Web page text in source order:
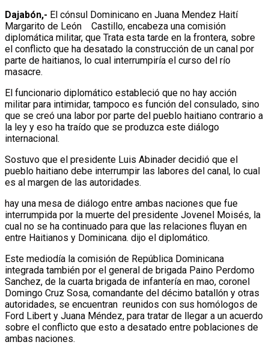
Dajabón,- El cónsul Dominicano en Juana Mendez Haití
Margarito de León Castillo, encabeza una comisión
diplomática militar, que Trata esta tarde en la frontera, sobre
el conflicto que ha desatado la construcción de un canal por
parte de haitianos, lo cual interrumpiría el curso del río
masacre.
El funcionario diplomático estableció que no hay acción
militar para intimidar, tampoco es función del consulado, sino
que se creó una labor por parte del pueblo haitiano contrario a
la ley y eso ha traído que se produzca este diálogo
internacional.
Sostuvo que el presidente Luis Abinader decidió que el
pueblo haitiano debe interrumpir las labores del canal, lo cual
es al margen de las autoridades.
hay una mesa de diálogo entre ambas naciones que fue
interrumpida por la muerte del presidente Jovenel Moisés, la
cual no se ha continuado para que las relaciones fluyan en
entre Haitianos y Dominicana. dijo el diplomático.
Este mediodía la comisión de República Dominicana
integrada también por el general de brigada Paino Perdomo
Sanchez, de la cuarta brigada de infantería en mao, coronel
Domingo Cruz Sosa, comandante del décimo batallón y otras
autoridades, se encuentran reunidos con sus homólogos de
Ford Libert y Juana Méndez, para tratar de llegar a un acuerdo
sobre el conflicto que esto a desatado entre poblaciones de
ambas naciones.